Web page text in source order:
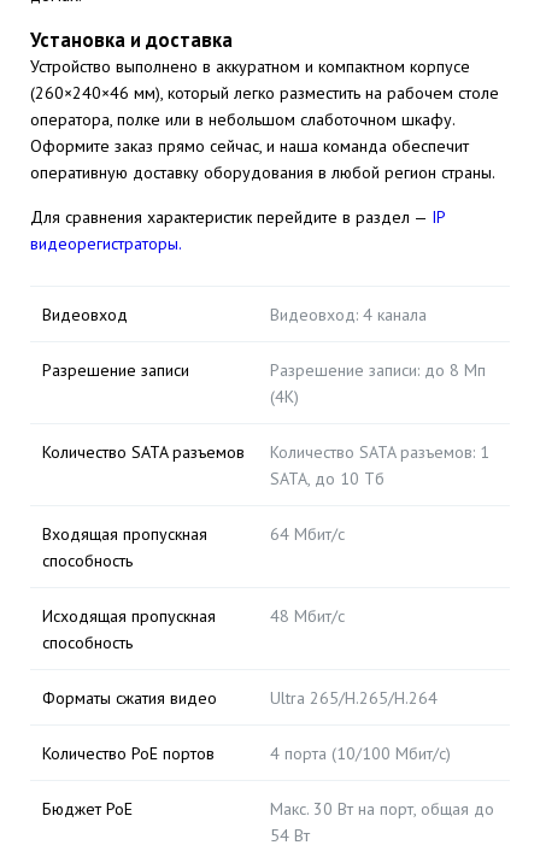
Установка и доставка
Устройство выполнено в аккуратном и компактном корпусе
(260×240×46 мм), который легко разместить на рабочем столе
оператора, полке или в небольшом слаботочном шкафу.
Оформите заказ прямо сейчас, и наша команда обеспечит
оперативную доставку оборудования в любой регион страны.
Для сравнения характеристик перейдите в раздел — IP
видеорегистраторы.
Видеовход Видеовход: 4 канала
Разрешение записи
Разрешение записи: до 8 Мп
(4K)
Количество SATA разъемов
Количество SATA разъемов: 1
SATA, до 10 Тб
Входящая пропускная
способность
64 Мбит/с
Исходящая пропускная
способность
48 Мбит/с
Форматы сжатия видео Ultra 265/H.265/H.264
Количество PoE портов 4 порта (10/100 Мбит/с)
Бюджет PoE
Макс. 30 Вт на порт, общая до
54 Вт